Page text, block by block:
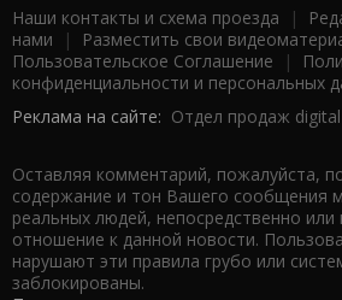
Наши контакты и схема проезда |
нами | Разместить свои
Пользовательское Соглашение |
конфиденциальности и персональных
Реклама на сайте: Отдел продаж
Оставляя комментарий, пожалуйста,
содержание и тон Вашего сообщения
реальных людей, непосредственно
отношение к данной новости.
нарушают эти правила грубо или
заблокированы.